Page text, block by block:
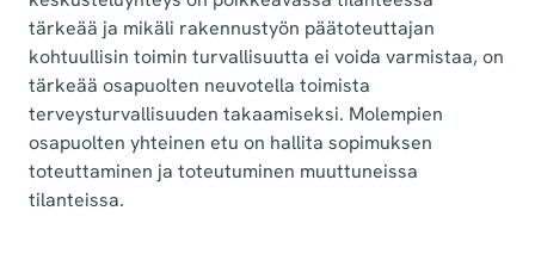
tärkeää ja mikäli rakennustyön päätoteuttajan
kohtuullisin toimin turvallisuutta ei voida varmistaa, on
tärkeää osapuolten neuvotella toimista
terveysturvallisuuden takaamiseksi. Molempien
osapuolten yhteinen etu on hallita sopimuksen
toteuttaminen ja toteutuminen muuttuneissa
tilanteissa.